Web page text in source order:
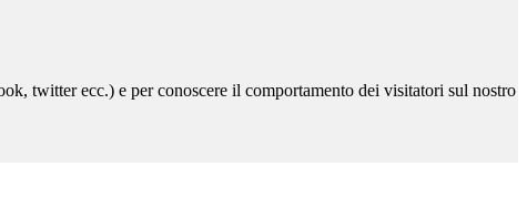
twitter ecc.) e per conoscere il comportamento dei visitatori sul nostro